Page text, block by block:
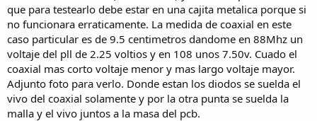
que para testearlo debe estar en una cajita metalica porque si
no funcionara erraticamente. La medida de coaxial en este
caso particular es de 9.5 centimetros dandome en 88Mhz un
voltaje del pll de 2.25 voltios y en 108 unos 7.50v. Cuado el
coaxial mas corto voltaje menor y mas largo voltaje mayor.
Adjunto foto para verlo. Donde estan los diodos se suelda el
vivo del coaxial solamente y por la otra punta se suelda la
malla y el vivo juntos a la masa del pcb.